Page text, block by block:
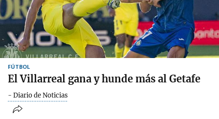
FÚTBOL
El Villarreal gana y hunde más al Getafe
- Diario de Noticias